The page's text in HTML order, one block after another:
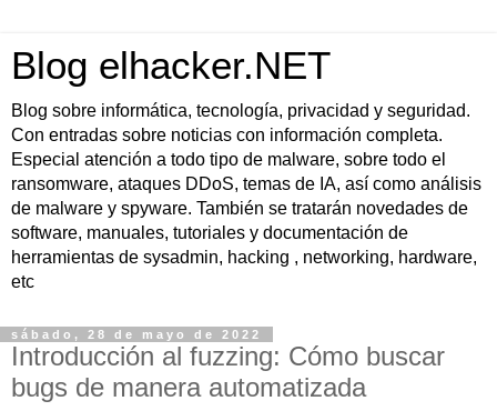
Blog elhacker.NET
Blog sobre informática, tecnología, privacidad y seguridad.
Con entradas sobre noticias con información completa.
Especial atención a todo tipo de malware, sobre todo el
ransomware, ataques DDoS, temas de IA, así como análisis
de malware y spyware. También se tratarán novedades de
software, manuales, tutoriales y documentación de
herramientas de sysadmin, hacking , networking, hardware,
etc
sábado, 28 de mayo de 2022
Introducción al fuzzing: Cómo buscar
bugs de manera automatizada